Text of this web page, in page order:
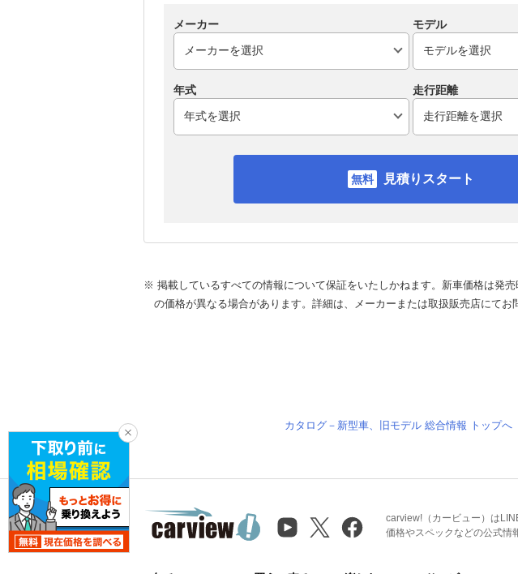
メーカー モデル
年式 走行距離
見積りスタート
※ 掲載しているすべての情報について保証をいたしかねます。新車価格は発
の価格が異なる場合があります。詳細は、メーカーまたは取扱販売店にてお
カタログ－新型車、旧モデル 総合情報 トップへ
carview!（カービュー）は
価格やスペックなどの公式情